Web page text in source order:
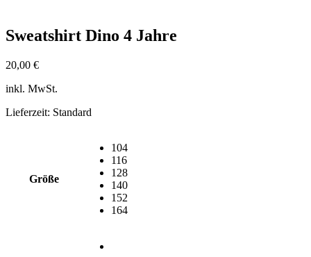
Sweatshirt Dino 4 Jahre
20,00 €
inkl. MwSt.
Lieferzeit: Standard
Größe
104
116
128
140
152
164